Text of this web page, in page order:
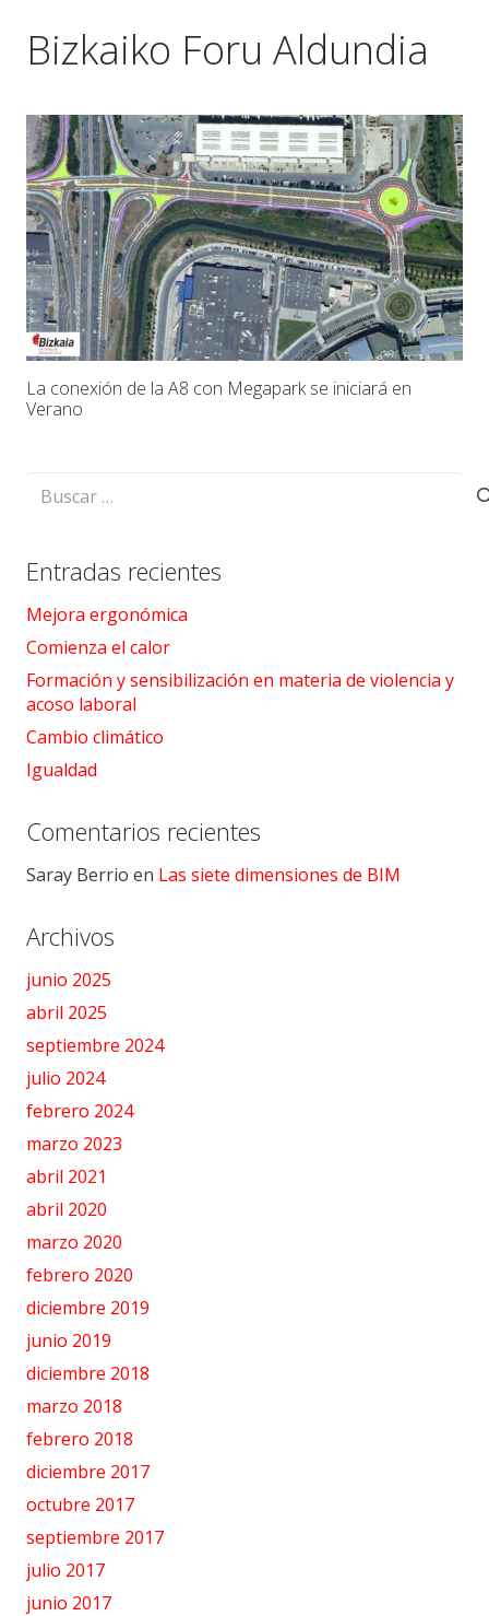
Bizkaiko Foru Aldundia
La conexión de la A8 con Megapark se iniciará en
Verano
Buscar:
Entradas recientes
Mejora ergonómica
Comienza el calor
Formación y sensibilización en materia de violencia y
acoso laboral
Cambio climático
Igualdad
Comentarios recientes
Saray Berrio en Las siete dimensiones de BIM
Archivos
junio 2025
abril 2025
septiembre 2024
julio 2024
febrero 2024
marzo 2023
abril 2021
abril 2020
marzo 2020
febrero 2020
diciembre 2019
junio 2019
diciembre 2018
marzo 2018
febrero 2018
diciembre 2017
octubre 2017
septiembre 2017
julio 2017
junio 2017